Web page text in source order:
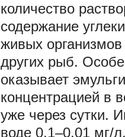
количество
содержание
живых
других рыб.
оказывает
концентрацией в
уже через сутки.
воде 0,1–0,01 мг/